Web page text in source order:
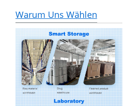
Warum Uns Wählen